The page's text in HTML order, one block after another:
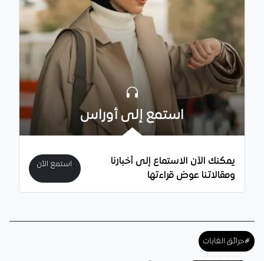
استمع إلى أوراس
يمكنك الآن الاستماع إلى أخبارنا
ومقالاتنا عوض قراءتها
استمع الآن
#حرائق الغابات